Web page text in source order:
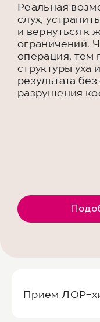
Реальная
слух,
и вернуться к
ограничений.
операция, тем
структуры уха
результата
разрушения
Прием ЛОР-